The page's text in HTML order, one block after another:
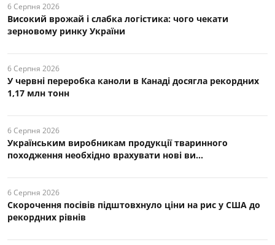
6 Серпня 2026
Високий врожай і слабка логістика: чого чекати
зерновому ринку України
6 Серпня 2026
У червні переробка каноли в Канаді досягла рекордних
1,17 млн тонн
6 Серпня 2026
Українським виробникам продукції тваринного
походження необхідно врахувати нові ви...
6 Серпня 2026
Скорочення посівів підштовхнуло ціни на рис у США до
рекордних рівнів